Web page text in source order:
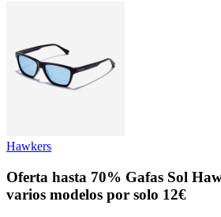
Hawkers
Oferta hasta 70% Gafas Sol
varios modelos por solo 12€